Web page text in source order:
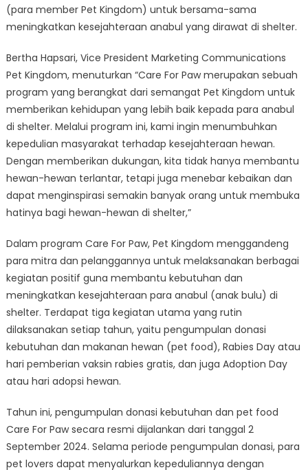
(para member Pet Kingdom) untuk bersama-sama
meningkatkan kesejahteraan anabul yang dirawat di shelter.
Bertha Hapsari, Vice President Marketing Communications
Pet Kingdom, menuturkan “Care For Paw merupakan sebuah
program yang berangkat dari semangat Pet Kingdom untuk
memberikan kehidupan yang lebih baik kepada para anabul
di shelter. Melalui program ini, kami ingin menumbuhkan
kepedulian masyarakat terhadap kesejahteraan hewan.
Dengan memberikan dukungan, kita tidak hanya membantu
hewan-hewan terlantar, tetapi juga menebar kebaikan dan
dapat menginspirasi semakin banyak orang untuk membuka
hatinya bagi hewan-hewan di shelter,”
Dalam program Care For Paw, Pet Kingdom menggandeng
para mitra dan pelanggannya untuk melaksanakan berbagai
kegiatan positif guna membantu kebutuhan dan
meningkatkan kesejahteraan para anabul (anak bulu) di
shelter. Terdapat tiga kegiatan utama yang rutin
dilaksanakan setiap tahun, yaitu pengumpulan donasi
kebutuhan dan makanan hewan (pet food), Rabies Day atau
hari pemberian vaksin rabies gratis, dan juga Adoption Day
atau hari adopsi hewan.
Tahun ini, pengumpulan donasi kebutuhan dan pet food
Care For Paw secara resmi dijalankan dari tanggal 2
September 2024. Selama periode pengumpulan donasi, para
pet lovers dapat menyalurkan kepeduliannya dengan